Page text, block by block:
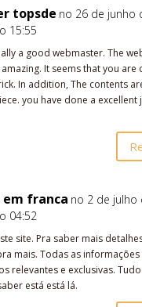
topsde no 26 de junho
15:55
a good webmaster. The
It seems that you are
In addition, The contents
you have done a excellent
franca no 2 de julho
04:52
site. Pra saber mais
mais. Todas as
relevantes e exclusivas.
está está lá.